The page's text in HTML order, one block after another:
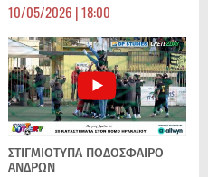
10/05/2026 | 18:00
ΣΤΙΓΜΙΟΤΥΠΑ ΠΟΔΌΣΦΑΙΡΟ
ΑΝΔΡΏΝ